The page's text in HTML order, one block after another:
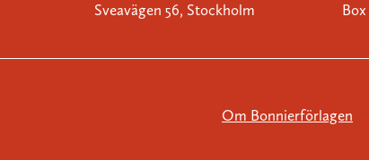
Sveavägen 56, Stockholm
Box
Om Bonnierförlagen